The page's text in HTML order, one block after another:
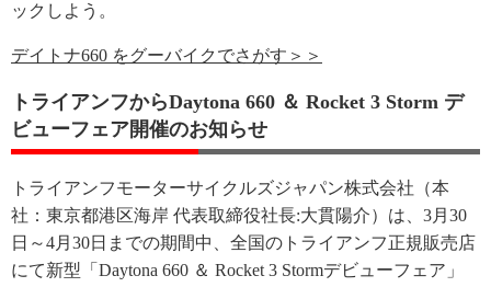
ックしよう。
デイトナ660 をグーバイクでさがす＞＞
トライアンフからDaytona 660 ＆ Rocket 3 Storm デ
ビューフェア開催のお知らせ
トライアンフモーターサイクルズジャパン株式会社（本
社：東京都港区海岸 代表取締役社長:大貫陽介）は、3月30
日～4月30日までの期間中、全国のトライアンフ正規販売店
にて新型「Daytona 660 ＆ Rocket 3 Stormデビューフェア」